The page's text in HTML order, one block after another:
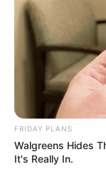
Is The Movie
BRAINBERRIES
FRIDAY PLANS
Walgreens Hides
It's Really In.